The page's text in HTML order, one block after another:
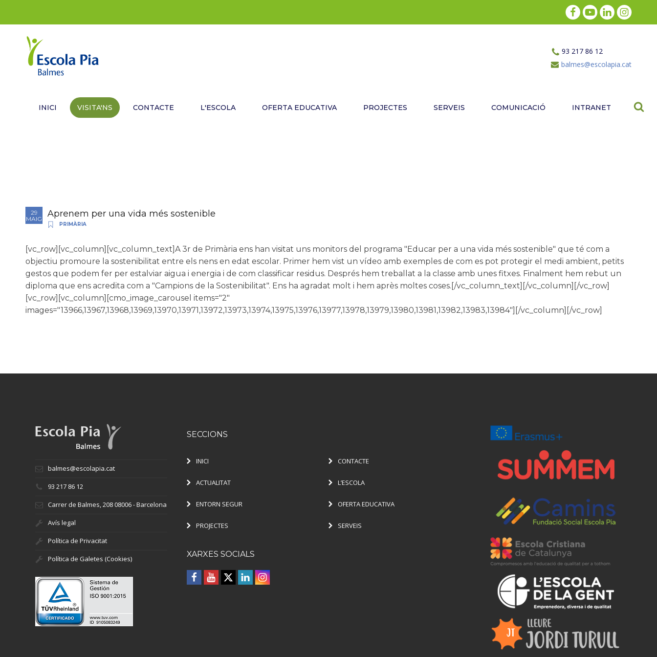
93 217 86 12
balmes@escolapia.cat
INICI VISITA'NS CONTACTE L'ESCOLA OFERTA EDUCATIVA PROJECTES SERVEIS COMUNICACIÓ INTRANET
29
MAIG
Aprenem per una vida més sostenible
PRIMÀRIA
[vc_row][vc_column][vc_column_text]A 3r de Primària ens han visitat uns monitors del programa "Educar per a una vida més sostenible" que té com a
objectiu promoure la sostenibilitat entre els nens en edat escolar. Primer hem vist un vídeo amb exemples de com es pot protegir el medi ambient, petits
gestos que podem fer per estalviar aigua i energia i de com classificar residus. Després hem treballat a la classe amb unes fitxes. Finalment hem rebut un
diploma que ens acredita com a "Campions de la Sostenibilitat". Ens ha agradat molt i hem après moltes coses.[/vc_column_text][/vc_column][/vc_row]
[vc_row][vc_column][cmo_image_carousel items="2"
images="13966,13967,13968,13969,13970,13971,13972,13973,13974,13975,13976,13977,13978,13979,13980,13981,13982,13983,13984"][/vc_column][/vc_row]
balmes@escolapia.cat
93 217 86 12
Carrer de Balmes, 208 08006 - Barcelona
Avís legal
Política de Privacitat
Política de Galetes (Cookies)
SECCIONS
INICI CONTACTE
ACTUALITAT L’ESCOLA
ENTORN SEGUR OFERTA EDUCATIVA
PROJECTES SERVEIS
XARXES SOCIALS